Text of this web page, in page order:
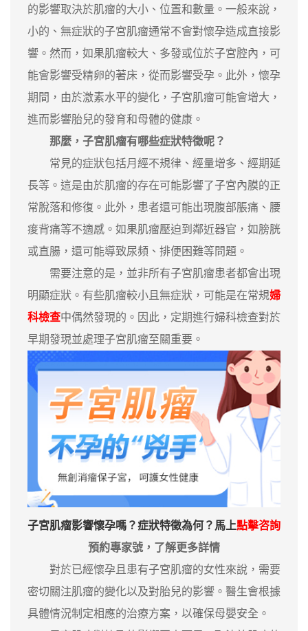
的影響取決於肌瘤的大小、位置和數量。一般來說，
小的、無症狀的子宮肌瘤通常不會對懷孕造成直接影
響。然而，如果肌瘤較大、多發或位於子宮腔內，可
能會影響受精卵的著床，從而影響受孕。此外，懷孕
期間，由於激素水平的變化，子宮肌瘤可能會增大，
進而影響胎兒的發育和母體的健康。
那麼，子宮肌瘤有哪些症狀特徵呢？
常見的症狀包括月經不規律、經量增多、經期延
長等。這是由於肌瘤的存在可能影響了子宮內膜的正
常脫落和修復。此外，患者還可能出現腹部脹痛、腰
痠背痛等不適感。如果肌瘤壓迫到鄰近器官，如膀胱
或直腸，還可能導致尿頻、排便困難等問題。
需要注意的是，並非所有子宮肌瘤患者都會出現
明顯症狀。有些肌瘤較小且無症狀，可能是在常規婦
科檢查中偶然發現的。因此，定期進行婦科檢查對於
早期發現並處理子宮肌瘤至關重要。
子宮肌瘤影響懷孕嗎？症狀特徵為何？馬上點擊咨詢
預約專家號，了解更多詳情
對於已經懷孕且患有子宮肌瘤的女性來說，需要
密切關注肌瘤的變化以及對胎兒的影響。醫生會根據
具體情況制定相應的治療方案，以確保母嬰安全。